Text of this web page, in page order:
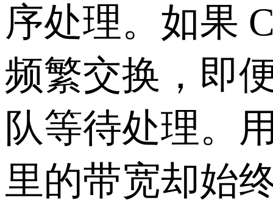
序处理。如果
频繁交换，即
队等待处理。
里的带宽却始